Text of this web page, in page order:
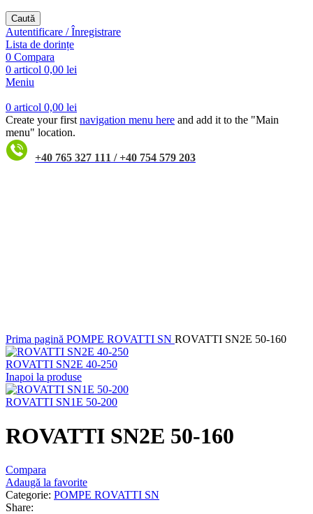
Caută
Autentificare / Înregistrare
Lista de dorințe
0 Compara
0 articol 0,00 lei
Meniu
0 articol 0,00 lei
Create your first navigation menu here and add it to the "Main
menu" location.
+40 765 327 111 / +40 754 579 203
Prima pagină POMPE ROVATTI SN ROVATTI SN2E 50-160
ROVATTI SN2E 40-250
Inapoi la produse
ROVATTI SN1E 50-200
ROVATTI SN2E 50-160
Compara
Adaugă la favorite
Categorie: POMPE ROVATTI SN
Share: